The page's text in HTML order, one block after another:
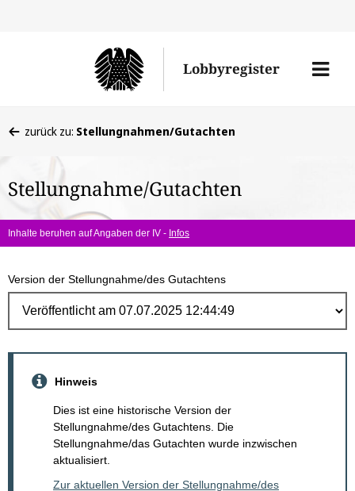
Lobbyregister
Menü
befinden
hier:
zurück zu: Stellungnahmen/Gutachten
Stellungnahme/Gutachten
Inhalte beruhen auf Angaben der IV - Infos
Version der Stellungnahme/des Gutachtens
Hinweis
Dies ist eine historische Version der
Stellungnahme/des Gutachtens. Die
Stellungnahme/das Gutachten wurde inzwischen
aktualisiert.
Zur aktuellen Version der Stellungnahme/des